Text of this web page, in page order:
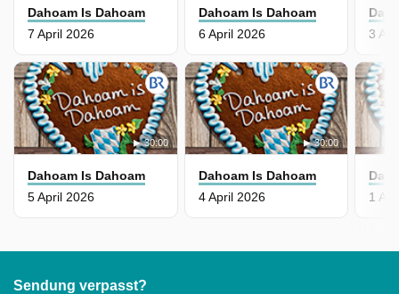
Dahoam Is Dahoam
7 April 2026
Dahoam Is Dahoam
6 April 2026
30:00
Dahoam Is Dahoam
5 April 2026
30:00
Dahoam Is Dahoam
4 April 2026
3
1
Sendung verpasst?